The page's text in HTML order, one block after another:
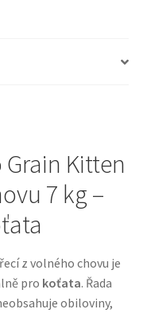
s nordickou kvalitou
Grain Kitten
7 kg –
z volného chovu je
pro koťata. Řada
obiloviny,